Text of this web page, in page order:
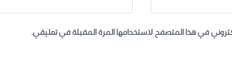
في هذا المتصفح لاستخدامها المرة المقبلة في تعليقي.